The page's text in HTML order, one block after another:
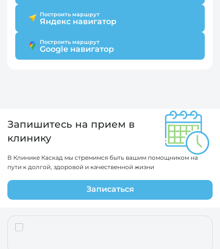
Построить маршрут
Яндекс навигатор
Построить маршрут
Google навигатор
Запишитесь на прием в
клинику
В Клинике Каскад мы стремимся быть вашим помощником на
пути к долгой, здоровой и качественной жизни
Записаться